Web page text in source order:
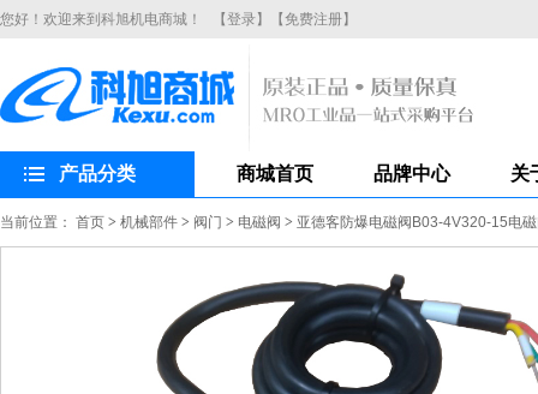
您好！欢迎来到科旭机电商城！ 【登录】 【免费注册】
产品分类 商城首页 品牌中心 关
当前位置： 首页 > 机械部件 > 阀门 > 电磁阀 > 亚德客防爆电磁阀B03-4V320-15电